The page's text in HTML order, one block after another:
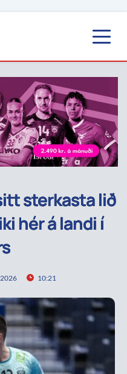
sterkasta lið
hér á landi í
10:21